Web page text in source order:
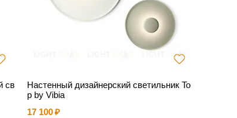
св
Настенный дизайнерский светильник To
p by Vibia
17 100